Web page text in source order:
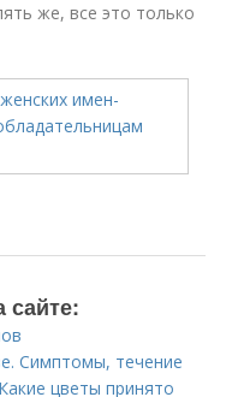
же, все это только
сайте:
Cимптомы, течение
цветы принято